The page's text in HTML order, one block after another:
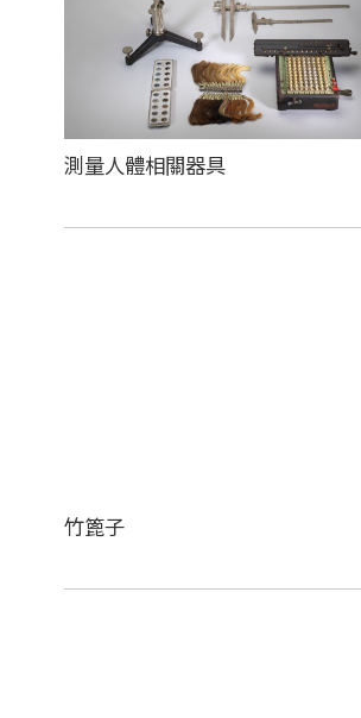
測量人體相關器具
竹篦子